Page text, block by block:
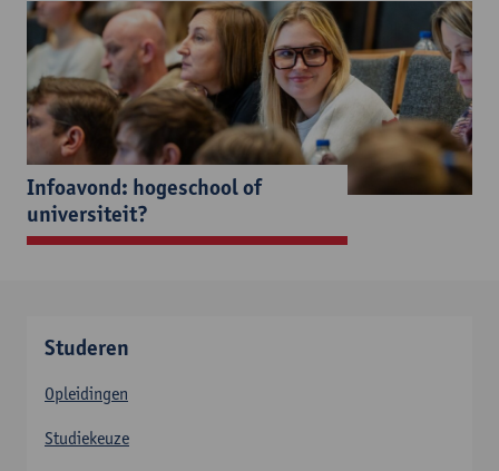
Infoavond: hogeschool of
universiteit?
Studeren
Opleidingen
Studiekeuze